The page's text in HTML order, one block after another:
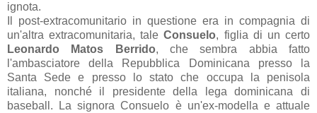
ignota.
Il post-extracomunitario in questione era in compagnia di
un'altra extracomunitaria, taleConsuelo, figlia di un certo
Leonardo Matos Berrido, che sembra abbia fatto
l'ambasciatore della Repubblica Dominicana presso la
Santa Sede e presso lo stato che occupa la penisola
italiana, nonché il presidente della lega dominicana di
baseball. La signora Consuelo è un'ex-modella e attuale